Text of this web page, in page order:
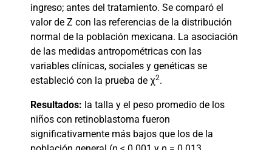
ingreso; antes del tratamiento. Se comparó el
valor de Z con las referencias de la distribución
normal de la población mexicana. La asociación
de las medidas antropométricas con las
variables clínicas, sociales y genéticas se
estableció con la prueba de χ2.
Resultados: la talla y el peso promedio de los
niños con retinoblastoma fueron
significativamente más bajos que los de la